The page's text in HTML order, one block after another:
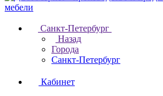
Санкт-Петербург
Назад
Города
Санкт-Петербург
Кабинет